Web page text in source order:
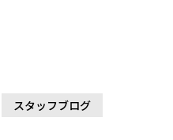
スタッフブログ